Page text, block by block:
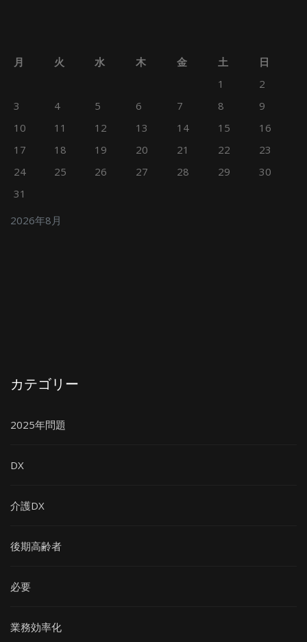
2026年8月
月 火 水 木 金 土
日
1
2
3
4 5 6 7 8
9
10
11 12 13 14 15
16
17
18 19 20 21 22
23
24
25 26 27 28 29
30
31
カテゴリー
2025年問題
DX
介護DX
後期高齢者
必要
業務効率化